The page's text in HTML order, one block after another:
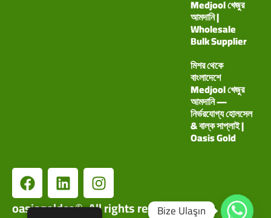
Medjool খেজুর
আমদানি |
Wholesale
Bulk Supplier
মিশর থেকে
বাংলাদেশে
Medjool খেজুর
আমদানি —
নির্ভরযোগ্য হোলসেল
& বাল্ক সাপ্লাই |
Oasis Gold
oasisgoldco©. All rights reserved.
Bize Ulaşın